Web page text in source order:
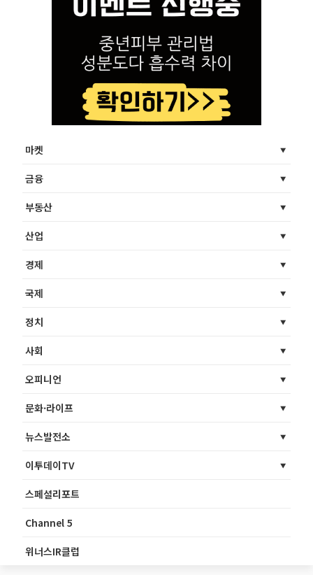
마켓
금융
부동산
산업
경제
국제
정치
사회
오피니언
문화·라이프
뉴스발전소
이투데이TV
스페셜리포트
Channel 5
위너스IR클럽